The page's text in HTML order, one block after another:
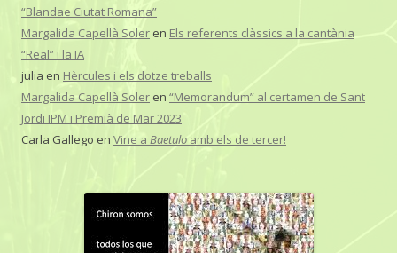
“Blandae Ciutat Romana”
Margalida Capellà Soler en Els referents clàssics a la cantània
“Real” i la IA
julia en Hèrcules i els dotze treballs
Margalida Capellà Soler en “Memorandum” al certamen de Sant
Jordi IPM i Premià de Mar 2023
Carla Gallego en Vine a Baetulo amb els de tercer!